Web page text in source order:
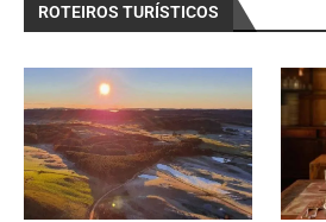
ROTEIROS TURÍSTICOS